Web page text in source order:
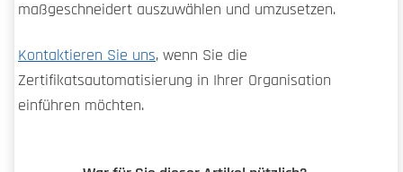
maßgeschneidert auszuwählen und umzusetzen.
Kontaktieren Sie uns, wenn Sie die
Zertifikatsautomatisierung in Ihrer Organisation
einführen möchten.